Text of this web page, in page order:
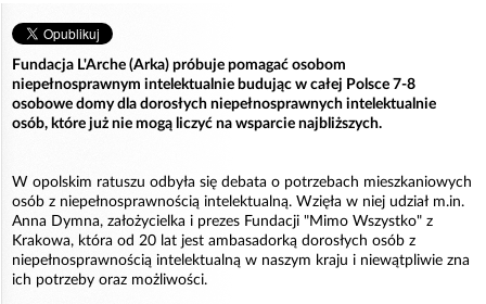
Fundacja L'Arche (Arka) próbuje pomagać osobom
niepełnosprawnym intelektualnie budując w całej Polsce 7-8
osobowe domy dla dorosłych niepełnosprawnych intelektualnie
osób, które już nie mogą liczyć na wsparcie najbliższych.
W opolskim ratuszu odbyła się debata o potrzebach mieszkaniowych
osób z niepełnosprawnością intelektualną. Wzięła w niej udział m.in.
Anna Dymna, założycielka i prezes Fundacji "Mimo Wszystko" z
Krakowa, która od 20 lat jest ambasadorką dorosłych osób z
niepełnosprawnością intelektualną w naszym kraju i niewątpliwie zna
ich potrzeby oraz możliwości.